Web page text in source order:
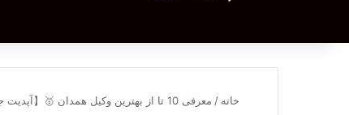
خانه / معرفی 10 تا از بهترین وکیل همدان 🥇【آپدیت جدید】⚖️